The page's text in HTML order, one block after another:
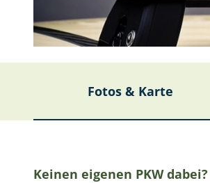
Fotos & Karte
Keinen eigenen PKW